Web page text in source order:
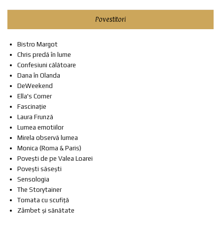
Povestitori
Bistro Margot
Chris predă în lume
Confesiuni călătoare
Dana în Olanda
DeWeekend
Ella's Corner
Fascinație
Laura Frunză
Lumea emotiilor
Mirela observă lumea
Monica (Roma & Paris)
Povești de pe Valea Loarei
Povești săsești
Sensologia
The Storytainer
Tomata cu scufiță
Zâmbet și sănătate